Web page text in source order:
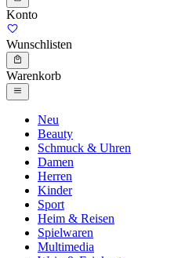
Konto
Wunschlisten
Warenkorb
Neu
Beauty
Schmuck & Uhren
Damen
Herren
Kinder
Sport
Heim & Reisen
Spielwaren
Multimedia